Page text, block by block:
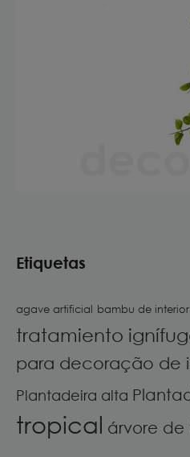
Etiquetas
agave artificial bambu de interior
tratamiento
para decoração de
Plantadeira alta
tropical árvore de